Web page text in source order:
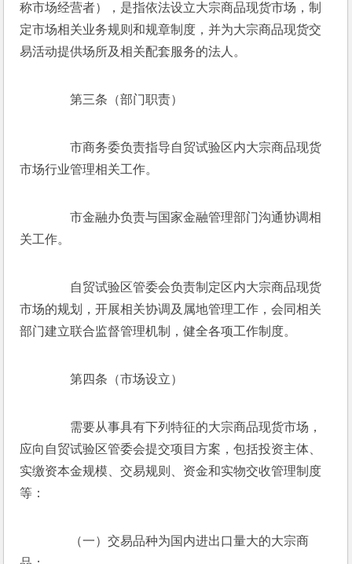
称市场经营者），是指依法设立大宗商品现货市场，制
定市场相关业务规则和规章制度，并为大宗商品现货交
易活动提供场所及相关配套服务的法人。
第三条（部门职责）
市商务委负责指导自贸试验区内大宗商品现货
市场行业管理相关工作。
市金融办负责与国家金融管理部门沟通协调相
关工作。
自贸试验区管委会负责制定区内大宗商品现货
市场的规划，开展相关协调及属地管理工作，会同相关
部门建立联合监督管理机制，健全各项工作制度。
第四条（市场设立）
需要从事具有下列特征的大宗商品现货市场，
应向自贸试验区管委会提交项目方案，包括投资主体、
实缴资本金规模、交易规则、资金和实物交收管理制度
等：
（一）交易品种为国内进出口量大的大宗商